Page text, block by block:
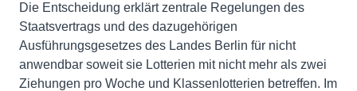
Die Entscheidung erklärt zentrale Regelungen des
Staatsvertrags und des dazugehörigen
Ausführungsgesetzes des Landes Berlin für nicht
anwendbar soweit sie Lotterien mit nicht mehr als zwei
Ziehungen pro Woche und Klassenlotterien betreffen. Im